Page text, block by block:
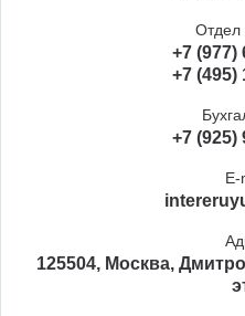
Отдел
+7 (977)
+7 (495)
+7 (925)
E-
125504, Москва,